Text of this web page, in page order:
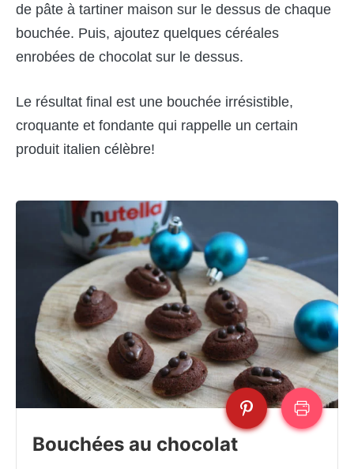
de pâte à tartiner maison sur le dessus de chaque
bouchée. Puis, ajoutez quelques céréales
enrobées de chocolat sur le dessus.
Le résultat final est une bouchée irrésistible,
croquante et fondante qui rappelle un certain
produit italien célèbre!
Bouchées au chocolat